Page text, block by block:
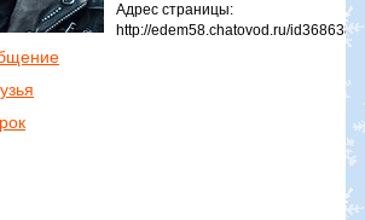
Адрес страницы:
http://edem58.chatovod.ru/id368638